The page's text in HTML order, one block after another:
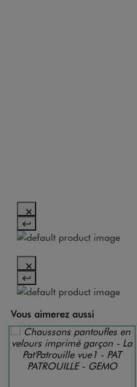
Vous aimerez aussi